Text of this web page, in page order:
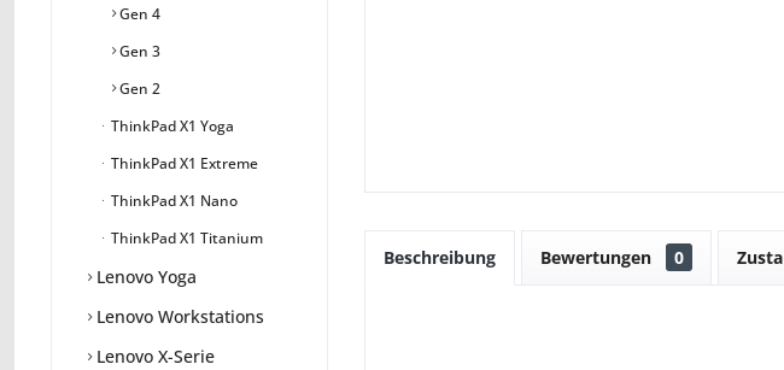
Gen 4
Gen 3
Gen 2
ThinkPad X1 Yoga
ThinkPad X1 Extreme
ThinkPad X1 Nano
ThinkPad X1 Titanium
Lenovo Yoga
Lenovo Workstations
Lenovo X-Serie
Beschreibung Bewertungen 0